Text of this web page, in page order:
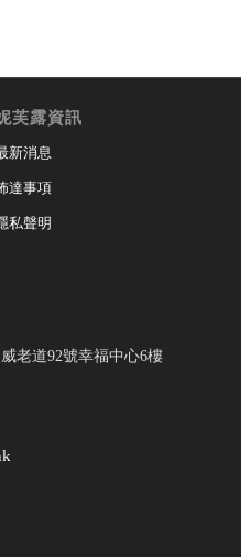
芙露資訊
新消息
達事項
私聲明
老道92號幸福中心6樓